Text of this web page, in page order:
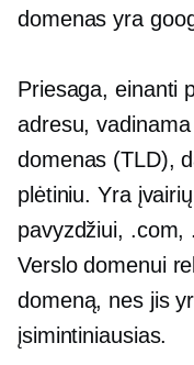
domenas yra
Priesaga, einanti
adresu,
domenas (TLD),
plėtiniu. Yra
pavyzdžiui, .com,
Verslo domenui
domeną, nes jis
įsimintiniausias.